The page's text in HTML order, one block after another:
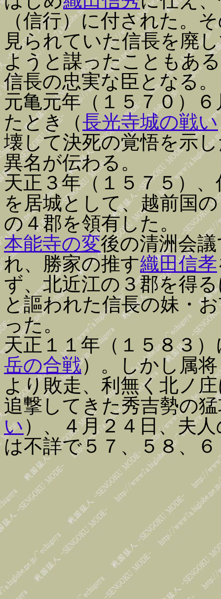
（信行）に付された。
見られていた信長を廃
ようと謀ったこともあ
信長の忠実な臣となる。
元亀元年（１５７０）
たとき（長光寺城の戦い
壊して決死の覚悟を示
異名が伝わる。
天正３年（１５７５）
を居城として、越前国
の４郡を領有した。
本能寺の変後の清洲会
れ、勝家の推す織田信孝
ず、北近江の３郡を得
と謳われた信長の妹・
った。
天正１１年（１５８３
岳の合戦）。しかし属
より敗走、利無く北ノ
追撃してきた秀吉勢の
い ）、４月２４日、夫
は不詳で５７、５８、